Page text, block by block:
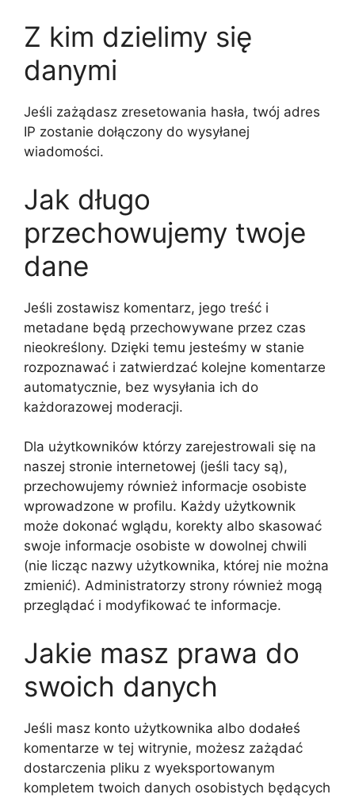
Z kim dzielimy się
danymi
Jeśli zażądasz zresetowania hasła, twój adres
IP zostanie dołączony do wysyłanej
wiadomości.
Jak długo
przechowujemy twoje
dane
Jeśli zostawisz komentarz, jego treść i
metadane będą przechowywane przez czas
nieokreślony. Dzięki temu jesteśmy w stanie
rozpoznawać i zatwierdzać kolejne komentarze
automatycznie, bez wysyłania ich do
każdorazowej moderacji.
Dla użytkowników którzy zarejestrowali się na
naszej stronie internetowej (jeśli tacy są),
przechowujemy również informacje osobiste
wprowadzone w profilu. Każdy użytkownik
może dokonać wglądu, korekty albo skasować
swoje informacje osobiste w dowolnej chwili
(nie licząc nazwy użytkownika, której nie można
zmienić). Administratorzy strony również mogą
przeglądać i modyfikować te informacje.
Jakie masz prawa do
swoich danych
Jeśli masz konto użytkownika albo dodałeś
komentarze w tej witrynie, możesz zażądać
dostarczenia pliku z wyeksportowanym
kompletem twoich danych osobistych będących